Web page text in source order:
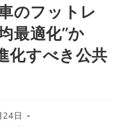
のフットレ
最適化”か
化すべき公共
24日